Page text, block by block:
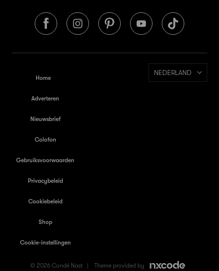
Home
Adverteren
Nieuwsbrief
Colofon
Gebruiksvoorwaarden
Privacybeleid
Cookiebeleid
Shop
Cookie-instellingen
NEDERLAND
© 2026 Condé Nast | Theme provided by